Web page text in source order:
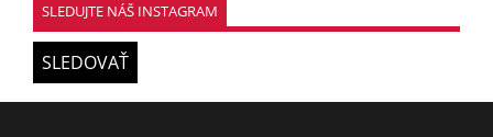
SLEDUJTE NÁŠ INSTAGRAM
SLEDOVAŤ